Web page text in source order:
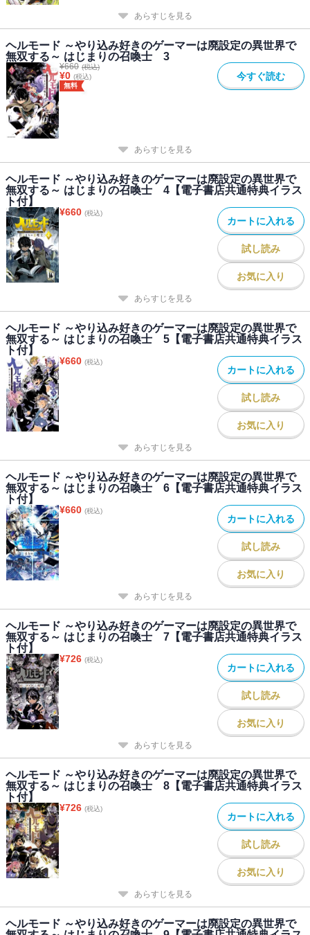
あらすじを見る
ヘルモード ～やり込み好きのゲーマーは廃設定の異世界で
無双する～ はじまりの召喚士 3
¥660 (税込)
¥0 (税込)
無料
今すぐ読む
あらすじを見る
ヘルモード ～やり込み好きのゲーマーは廃設定の異世界で
無双する～ はじまりの召喚士 4【電子書店共通特典イラス
ト付】
¥660 (税込)
カートに入れる
試し読み
お気に入り
あらすじを見る
ヘルモード ～やり込み好きのゲーマーは廃設定の異世界で
無双する～ はじまりの召喚士 5【電子書店共通特典イラス
ト付】
¥660 (税込)
カートに入れる
試し読み
お気に入り
あらすじを見る
ヘルモード ～やり込み好きのゲーマーは廃設定の異世界で
無双する～ はじまりの召喚士 6【電子書店共通特典イラス
ト付】
¥660 (税込)
カートに入れる
試し読み
お気に入り
あらすじを見る
ヘルモード ～やり込み好きのゲーマーは廃設定の異世界で
無双する～ はじまりの召喚士 7【電子書店共通特典イラス
ト付】
¥726 (税込)
カートに入れる
試し読み
お気に入り
あらすじを見る
ヘルモード ～やり込み好きのゲーマーは廃設定の異世界で
無双する～ はじまりの召喚士 8【電子書店共通特典イラス
ト付】
¥726 (税込)
カートに入れる
試し読み
お気に入り
あらすじを見る
ヘルモード ～やり込み好きのゲーマーは廃設定の異世界で